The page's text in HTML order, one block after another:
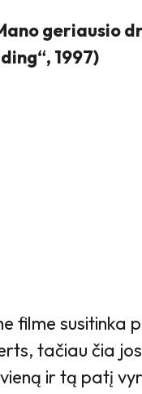
geriausio
1997)
filme susitinka
tačiau čia
ir tą patį